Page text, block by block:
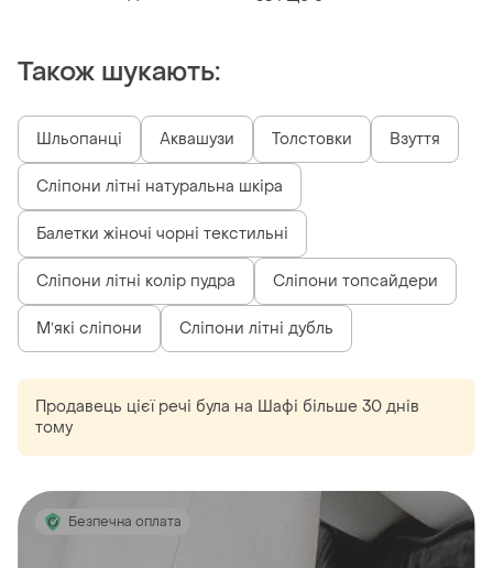
Також шукають:
Шльопанці Аквашузи Толстовки Взуття
Сліпони літні натуральна шкіра
Балетки жіночі чорні текстильні
Сліпони літні колір пудра Сліпони топсайдери
Мʼякі сліпони Сліпони літні дубль
Продавець цієї речі була на Шафі більше 30 днів
тому
Безпечна оплата